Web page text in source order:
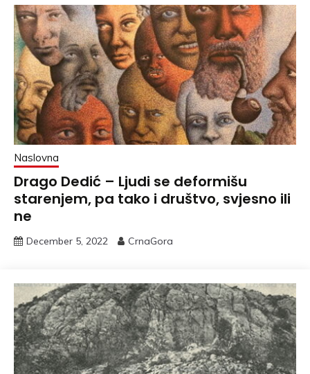
Naslovna
Drago Dedić – Ljudi se deformišu
starenjem, pa tako i društvo, svjesno ili
ne
December 5, 2022 CrnaGora